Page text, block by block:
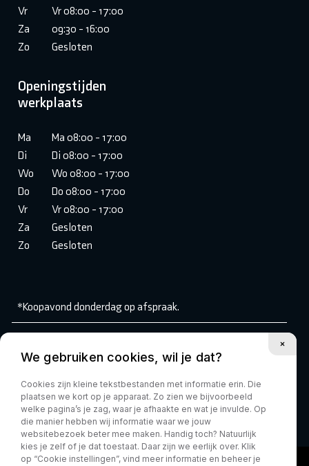
Vr
Vr 08:00 - 17:00
Za
09:30 - 16:00
Zo
Gesloten
Openingstijden
werkplaats
Ma
Ma 08:00 - 17:00
Di
Di 08:00 - 17:00
Wo
Wo 08:00 - 17:00
Do
Do 08:00 - 17:00
Vr
Vr 08:00 - 17:00
Za
Gesloten
Zo
Gesloten
*Koopavond donderdag op afspraak.
Volg ons:
We gebruiken cookies, wil je dat?
Cookies zijn kleine tekstbestanden met informatie erin. Die
plaatsen we kort op je apparaat. Zo zien we bijvoorbeeld
welke pagina’s je zag, waar je afhaakte en wat je invulde. Op
die manier hebben wij informatie waar we jouw
websitebezoek beter mee maken. Handig toch? Natuurlijk
kies je zelf of je dat toestaat. Daar zijn we eerlijk over. Klik
op “Cookie instellingen”, vind meer informatie en beheer je